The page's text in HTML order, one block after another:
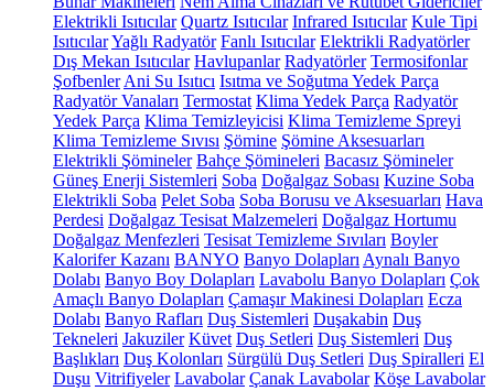
Elektrikli Isıtıcılar Quartz Isıtıcılar Infrared Isıtıcılar Kule Tipi
IsıtıcılarYağlı Radyatör Fanlı Isıtıcılar Elektrikli Radyatörler
Dış Mekan Isıtıcılar Havlupanlar Radyatörler Termosifonlar
Şofbenler Ani Su Isıtıcı Isıtma ve Soğutma Yedek Parça
Radyatör Vanaları Termostat Klima Yedek Parça Radyatör
Yedek Parça Klima Temizleyicisi Klima Temizleme Spreyi
Klima Temizleme Sıvısı Şömine Şömine Aksesuarları
Elektrikli Şömineler Bahçe Şömineleri Bacasız Şömineler
Güneş Enerji Sistemleri Soba Doğalgaz Sobası Kuzine Soba
Elektrikli Soba Pelet Soba Soba Borusu ve Aksesuarları Hava
Perdesi Doğalgaz Tesisat Malzemeleri Doğalgaz Hortumu
Doğalgaz Menfezleri Tesisat Temizleme Sıvıları Boyler
Kalorifer Kazanı BANYO Banyo Dolapları Aynalı Banyo
Dolabı Banyo Boy Dolapları Lavabolu Banyo Dolapları Çok
Amaçlı Banyo Dolapları Çamaşır Makinesi Dolapları Ecza
Dolabı Banyo Rafları Duş Sistemleri Duşakabin Duş
Tekneleri Jakuziler Küvet Duş Setleri Duş Sistemleri Duş
Başlıkları Duş Kolonları Sürgülü Duş Setleri Duş Spiralleri El
Duşu Vitrifiyeler Lavabolar Çanak Lavabolar Köşe Lavabolar